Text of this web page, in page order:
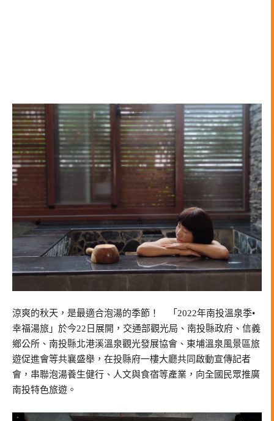
涼爽的秋天，是最適合泡湯的季節！ 「2022年南投溫泉季•
幸福湯旅」於今22日展開，交通部觀光局、南投縣政府、信義
鄉公所、南投縣北港溪溫泉觀光發展協會、東埔溫泉風景區旅
遊促進會等共襄盛舉，在投縣府一樓大廳共同啟動宣傳記者
會，串聯泡湯養生健行、人文與食宿等產業，向全國民眾推廣
南投特色旅遊。